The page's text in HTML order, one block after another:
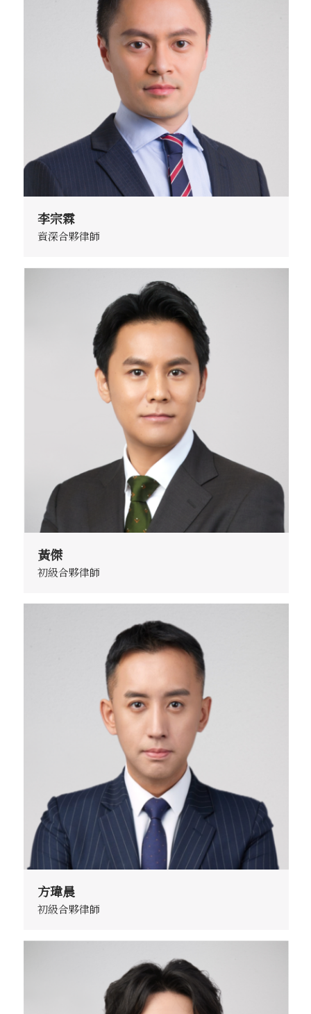
李宗霖
資深合夥律師
黃傑
初級合夥律師
方瑋晨
初級合夥律師